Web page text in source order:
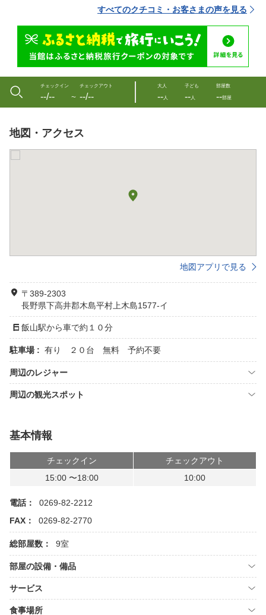
すべてのクチコミ・お客さまの声を見る
チェックイン
--/-- 〜
チェックアウト
--/--
大人
--人
子ども
--人
部屋数
--部屋
地図・アクセス
地図アプリで見る
〒389-2303
長野県下高井郡木島平村上木島1577-イ
飯山駅から車で約１０分
駐車場 : 有り ２０台 無料 予約不要
周辺のレジャー
周辺の観光スポット
基本情報
チェックイン
チェックアウト
15:00 〜18:00
10:00
電話：
0269-82-2212
FAX：
0269-82-2770
総部屋数： 9室
部屋の設備・備品
サービス
食事場所